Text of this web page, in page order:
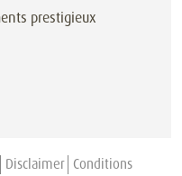
prestigieux
Disclaimer Conditions